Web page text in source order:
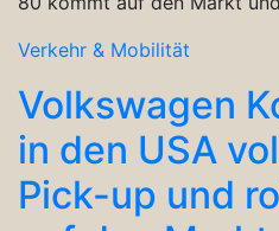
Verkehr & Mobilität
Volkswagen
in den USA
Pick-up und